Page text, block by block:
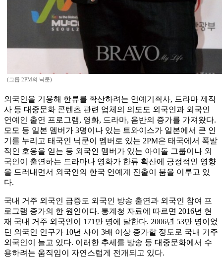
(그룹 2PM의 닉쿤)
외국인을 기용해 한류를 확산하려는 연예기획사, 드라마 제작
사 등 대중문화 콘텐츠 관련 업체의 의도도 외국인과 외국인
연예인 출연 프로그램, 영화, 드라마, 음반의 증가를 가져왔다.
모모 등 일본 멤버가 3명이나 있는 트와이스가 일본에서 큰 인
기를 누리고 태국인 닉쿤이 멤버로 있는 2PM은 태국에서 폭발
적인 호응을 얻는 등 외국인 멤버가 있는 아이돌 그룹이나 외
국인이 출연하는 드라마나 영화가 한류 확산에 긍정적인 영향
을 드러내면서 외국인의 한국 연예계 진출이 붐을 이루고 있
다.
국내 거주 외국인 급증도 외국인 방송 출연과 외국인 참여 프
로그램 증가의 한 원인이다. 통계청 자료에 따르면 2016년 현
재 국내 거주 외국인이 171만 명에 달한다. 2006년 53만 명이었
던 외국인 인구가 10년 사이 3배 이상 증가할 정도로 국내 거주
외국인이 늘고 있다. 이러한 추세를 방송 등 대중문화에서 수
용하려는 움직임이 자연스럽게 전개되고 있다.